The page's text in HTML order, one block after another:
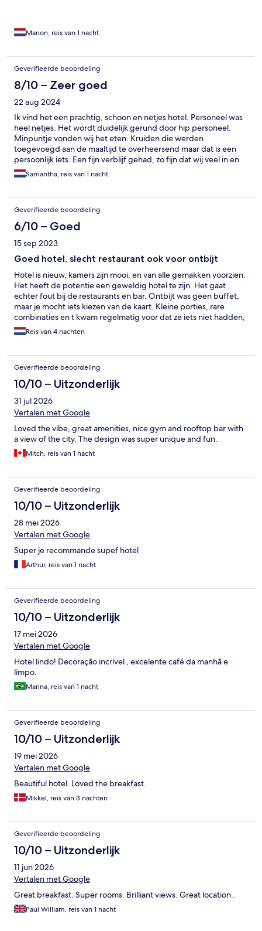
Manon, reis van 1 nacht
Geverifieerde beoordeling
8/10 – Zeer goed
22 aug 2024
Ik vind het een prachtig, schoon en netjes hotel. Personeel was
heel netjes. Het wordt duidelijk gerund door hip personeel.
Minpuntje vonden wij het eten. Kruiden die werden
toegevoegd aan de maaltijd te overheersend maar dat is een
persoonlijk iets. Een fijn verblijf gehad, zo fijn dat wij veel in en
om het hotel hebben rond gehangen.
Samantha, reis van 1 nacht
Geverifieerde beoordeling
6/10 – Goed
15 sep 2023
Goed hotel, slecht restaurant ook voor ontbijt
Hotel is nieuw, kamers zijn mooi, en van alle gemakken voorzien.
Het heeft de potentie een geweldig hotel te zijn. Het gaat
echter fout bij de restaurants en bar. Ontbijt was geen buffet,
maar je mocht iets kiezen van de kaart. Kleine porties, rare
combinaties en t kwam regelmatig voor dat ze iets niet hadden,
1 dag zelfs niks dan ei en brood! Bediening was snel, maar
keuken en bar langzaam. Soms moest je half uur alleen op je
was ook 20€, veel te duur voor wat je kreeg. Bij bar was ook
bevorading slecht, meerdere biertjes niet op voorraad en op
laatste dag was zelfs de gewone "lager" van de tap op!
Restaurant was ook te klein voor aantal kamers, als je niet
reserveerde had je geen plek (en in de buurt is ook geen
fatsoenlijk restaurant te vinden). Rooftop restaurant had alleen
voor de hoofdprijs. Oja en voor de bediening van de lift was een
uitleg vooraf bij inchecken handig geweest!
Reis van 4 nachten
Geverifieerde beoordeling
10/10 – Uitzonderlijk
31 jul 2026
Vertalen met Google
Loved the vibe, great amenities, nice gym and rooftop bar with
a view of the city. The design was super unique and fun.
Mitch, reis van 1 nacht
Geverifieerde beoordeling
10/10 – Uitzonderlijk
28 mei 2026
Vertalen met Google
Super je recommande supef hotel
Arthur, reis van 1 nacht
Geverifieerde beoordeling
10/10 – Uitzonderlijk
17 mei 2026
Vertalen met Google
Hotel lindo! Decoração incrível , excelente café da manhã e
limpo.
Marina, reis van 1 nacht
Geverifieerde beoordeling
10/10 – Uitzonderlijk
19 mei 2026
Vertalen met Google
Beautiful hotel. Loved the breakfast.
Mikkel, reis van 3 nachten
Geverifieerde beoordeling
10/10 – Uitzonderlijk
11 jun 2026
Vertalen met Google
Great breakfast. Super rooms. Brilliant views. Great location .
Paul William, reis van 1 nacht